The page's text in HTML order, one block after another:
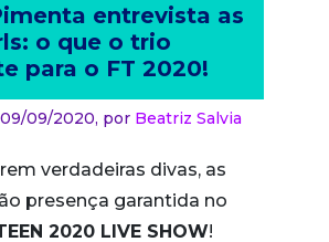
entrevista as
o que o trio
para o FT 2020!
09/2020, por Beatriz Salvia
verdadeiras divas, as
presença garantida no
2020 LIVE SHOW!